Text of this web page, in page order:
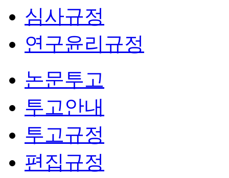
심사규정
연구윤리규정
논문투고
투고안내
투고규정
편집규정